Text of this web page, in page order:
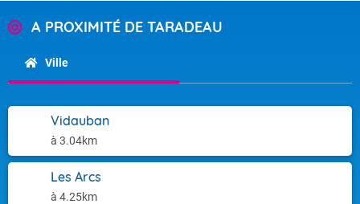
A PROXIMITÉ DE TARADEAU
Ville
Vidauban
à 3.04km
Les Arcs
à 4.25km